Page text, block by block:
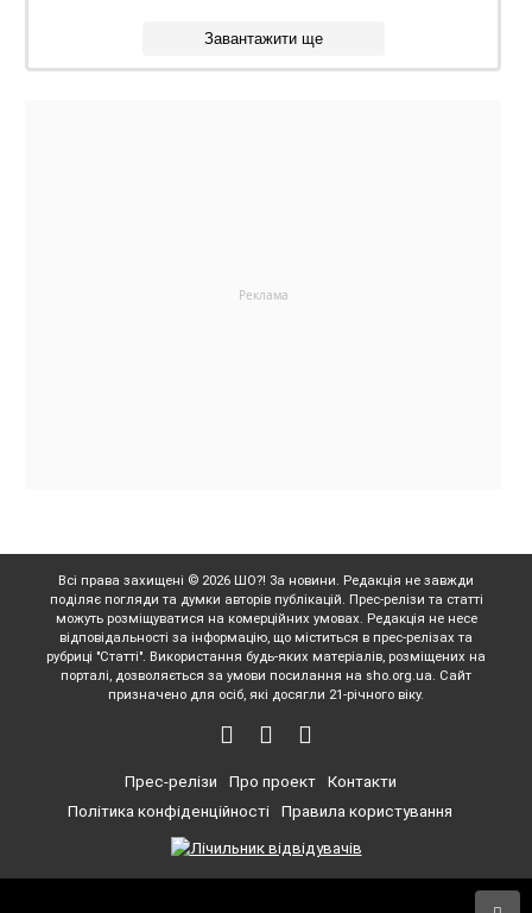
Завантажити ще
Всі права захищені © 2026 ШО?! За новини. Редакція не завжди
поділяє погляди та думки авторів публікацій. Прес-релізи та статті
можуть розміщуватися на комерційних умовах. Редакція не несе
відповідальності за інформацію, що міститься в прес-релізах та
рубриці "Статті". Використання будь-яких матеріалів, розміщених на
порталі, дозволяється за умови посилання на sho.org.ua. Сайт
призначено для осіб, які досягли 21-річного віку.
Прес-релізи Про проект
Контакти
Політика конфіденційності
Правила користування